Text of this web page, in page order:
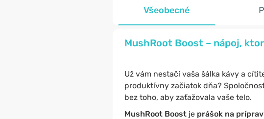
Všeobecné
MushRoot Boost – nápoj,
Už vám nestačí vaša šálka kávy a
produktívny začiatok dňa?
bez toho, aby zaťažovala vaše telo.
MushRoot Boost je prášok na